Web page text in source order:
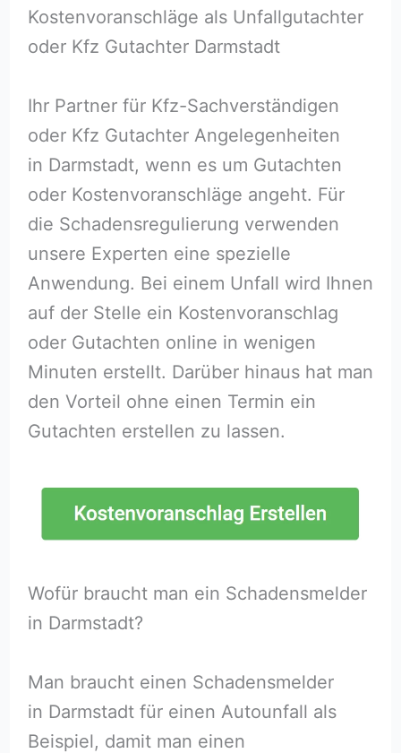
Kostenvoranschläge als Unfallgutachter
oder Kfz Gutachter Darmstadt
Ihr Partner für Kfz-Sachverständigen
oder Kfz Gutachter Angelegenheiten
in Darmstadt, wenn es um Gutachten
oder Kostenvoranschläge angeht. Für
die Schadensregulierung verwenden
unsere Experten eine spezielle
Anwendung. Bei einem Unfall wird Ihnen
auf der Stelle ein Kostenvoranschlag
oder Gutachten online in wenigen
Minuten erstellt. Darüber hinaus hat man
den Vorteil ohne einen Termin ein
Gutachten erstellen zu lassen.
Wofür braucht man ein Schadensmelder
in Darmstadt?
Man braucht einen Schadensmelder
in Darmstadt für einen Autounfall als
Beispiel, damit man einen